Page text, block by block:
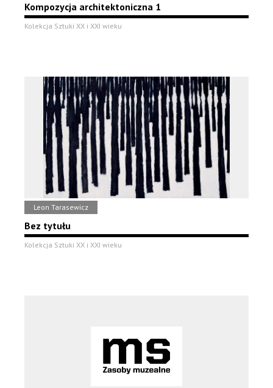
Kompozycja architektoniczna 1
Kolekcja Sztuki XX i XXI wieku
Leon Tarasewicz
Bez tytułu
Kolekcja Sztuki XX i XXI wieku